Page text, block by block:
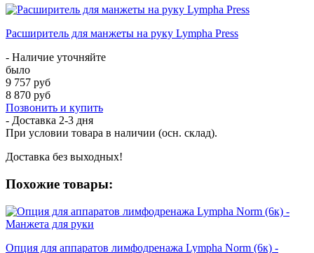
Расширитель для манжеты на руку Lympha Рress
- Наличие уточняйте
было
9 757 руб
8 870 руб
Позвонить и купить
- Доставка 2-3 дня
При условии товара в наличии (осн. склад).
Доставка без выходных!
Похожие товары:
Опция для аппаратов лимфодренажа Lympha Norm (6к) -